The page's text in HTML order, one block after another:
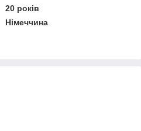
20 років
Німеччина